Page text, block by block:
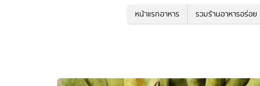
หน้าแรกอาหาร รวมร้านอาหารอร่อย